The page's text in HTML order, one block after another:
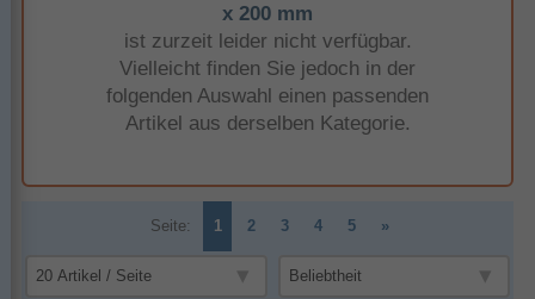
x 200 mm
ist zurzeit leider nicht verfügbar.
Vielleicht finden Sie jedoch in der
folgenden Auswahl einen passenden
Artikel aus derselben Kategorie.
Seite: 1 2 3 4 5 »